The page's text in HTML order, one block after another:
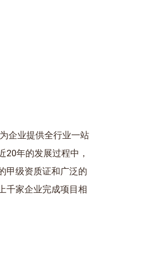
企业提供全行业一站
20年的发展过程中，
甲级资质证和广泛的
千家企业完成项目相